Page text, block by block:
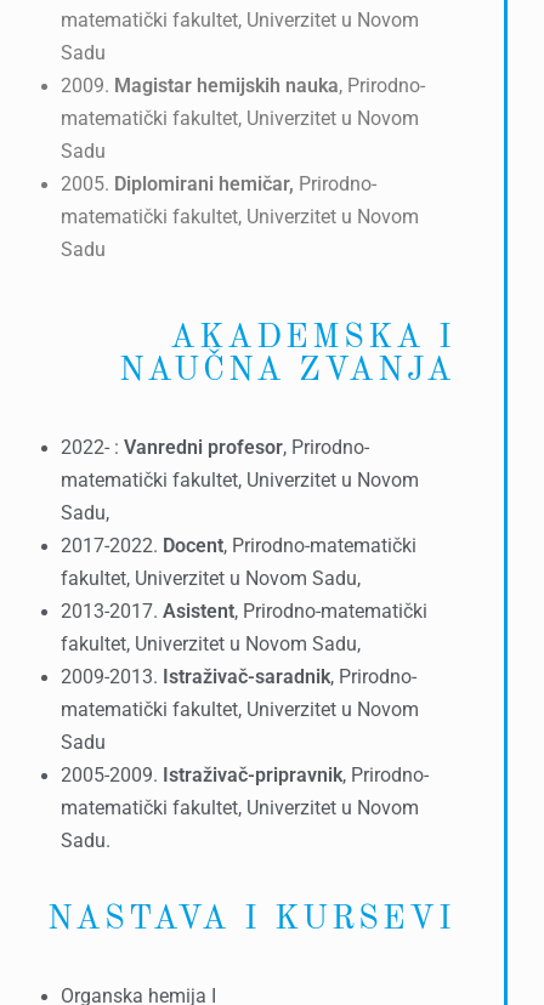
matematički fakultet, Univerzitet u Novom
Sadu
2009. Magistar hemijskih nauka, Prirodno-
matematički fakultet, Univerzitet u Novom
Sadu
2005. Diplomirani hemičar, Prirodno-
matematički fakultet, Univerzitet u Novom
Sadu
AKADEMSKA I
NAUČNA ZVANJA
2022- : Vanredni profesor, Prirodno-
matematički fakultet, Univerzitet u Novom
Sadu,
2017-2022. Docent, Prirodno-matematički
fakultet, Univerzitet u Novom Sadu,
2013-2017. Asistent, Prirodno-matematički
fakultet, Univerzitet u Novom Sadu,
2009-2013. Istraživač-saradnik, Prirodno-
matematički fakultet, Univerzitet u Novom
Sadu
2005-2009. Istraživač-pripravnik, Prirodno-
matematički fakultet, Univerzitet u Novom
Sadu.
NASTAVA I KURSEVI
Organska hemija I